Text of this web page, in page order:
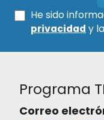
He sido
privacidad y
Programa
Correo